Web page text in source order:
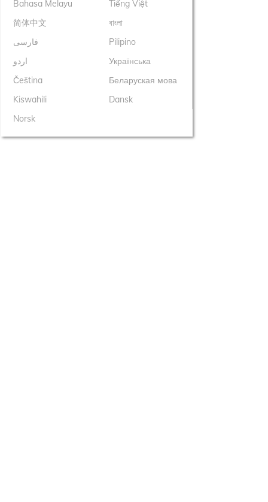
Bahasa Melayu
Tiếng Việt
简体中文
বাংলা
فارسی
Pilipino
اردو
Українська
Čeština
Беларуская мова
Kiswahili
Dansk
Norsk